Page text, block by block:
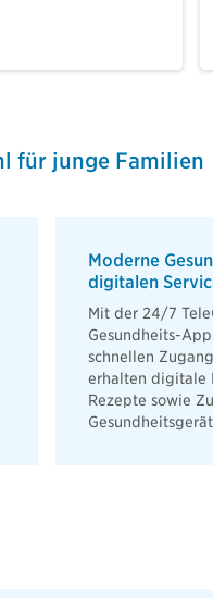
für junge Familien
Moderne
digitalen
Mit der 24/7
Gesundheits-
schnellen
erhalten digitale
Rezepte sowie